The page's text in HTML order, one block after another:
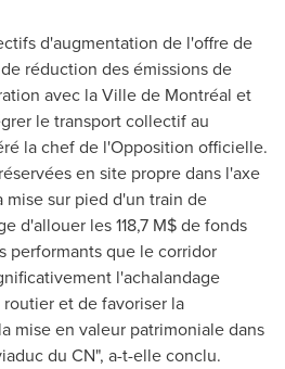
d'augmentation de l'offre de
réduction des émissions de
avec la Ville de Montréal et
le transport collectif au
la chef de l'Opposition officielle.
en site propre dans l'axe
sur pied d'un train de
d'allouer les 118,7 M$ de fonds
performants que le corridor
l'achalandage
et de favoriser la
mise en valeur patrimoniale dans
du CN", a-t-elle conclu.